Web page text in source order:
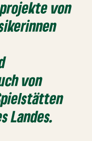
von
von
Landes.